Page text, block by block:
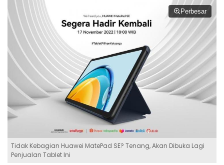
Perbesar
Tidak Kebagian Huawei MatePad SE? Tenang, Akan Dibuka Lagi
Penjualan Tablet Ini